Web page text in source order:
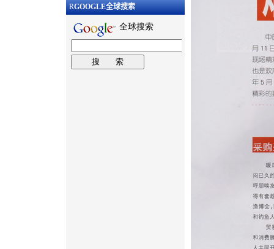
RGOOGLE全球搜索